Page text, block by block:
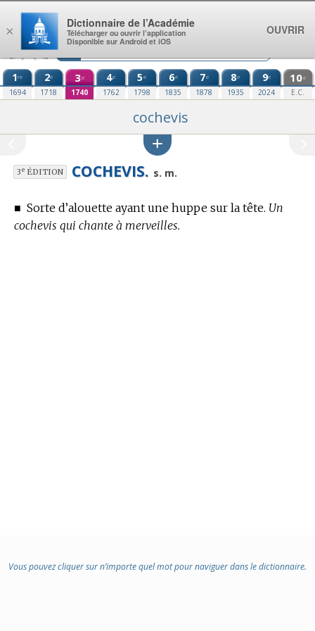
Aller au contenu
1re
1694
2e
1718
3e
1740
4e
1762
5e
1798
6e
1835
7e
1878
8e
1935
9e
2024
10e
E.C.
cochevis
3eÉDITION COCHEVIS. s. m.
■ Sorte d’alouette ayant une huppe sur la tête. Un
cochevis qui chante à merveilles.
Vous pouvez cliquer sur n’importe quel mot pour naviguer dans le dictionnaire.
×
Dictionnaire de l’Académie
Télécharger ou ouvrir l’application
Disponible sur Android et iOS
OUVRIR